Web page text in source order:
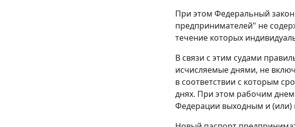
При этом Федеральный закон
предпринимателей" не
течение которых
В связи с этим судами
исчисляемые днями, не
в соответствии с которым
днях. При этом рабочим днем
Федерации выходным и